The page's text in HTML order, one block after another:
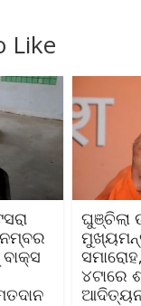
Like
ଘୁଞ୍ଚିଲା
୪ଟାରେ